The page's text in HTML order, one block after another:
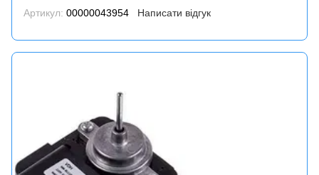
Артикул: 00000043954 Написати відгук